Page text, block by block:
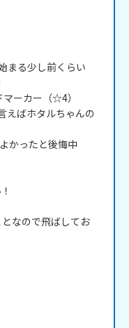
まる少し前くらい
ーカー（☆4）
えばホタルちゃんの
かったと後悔中
なので飛ばしてお